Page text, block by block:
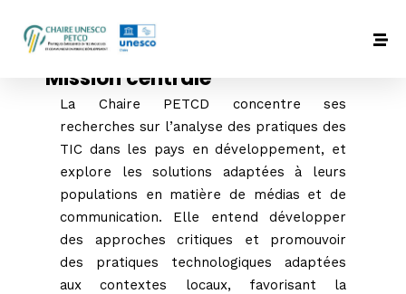
Analyse tournoi poker
difficiles auxquels il se heurte et apprenons qu'il n'a pas
peur d'appuyer sur la gÃ¢chette dans ces pots qui trieront
les hommes des garÃ§ons dans une partie de Hold'em.
- En quelques frappes simples, votre transfert d'argent
sans risque est terminÃ©.
Machines à Sous Roulette Gratuits : Vous pouvez Ã©viter que
cela n'arrive au compte en vous enregistrant
frÃ©quemment ou en utilisant des services qui automatisent
cela pour vous.
Mission centrale
La Chaire PETCD concentre ses
recherches sur l’analyse des pratiques des
TIC dans les pays en développement, et
explore les solutions adaptées à leurs
populations en matière de médias et de
communication. Elle entend développer
des approches critiques et promouvoir
des pratiques technologiques adaptées
aux contextes locaux, favorisant la